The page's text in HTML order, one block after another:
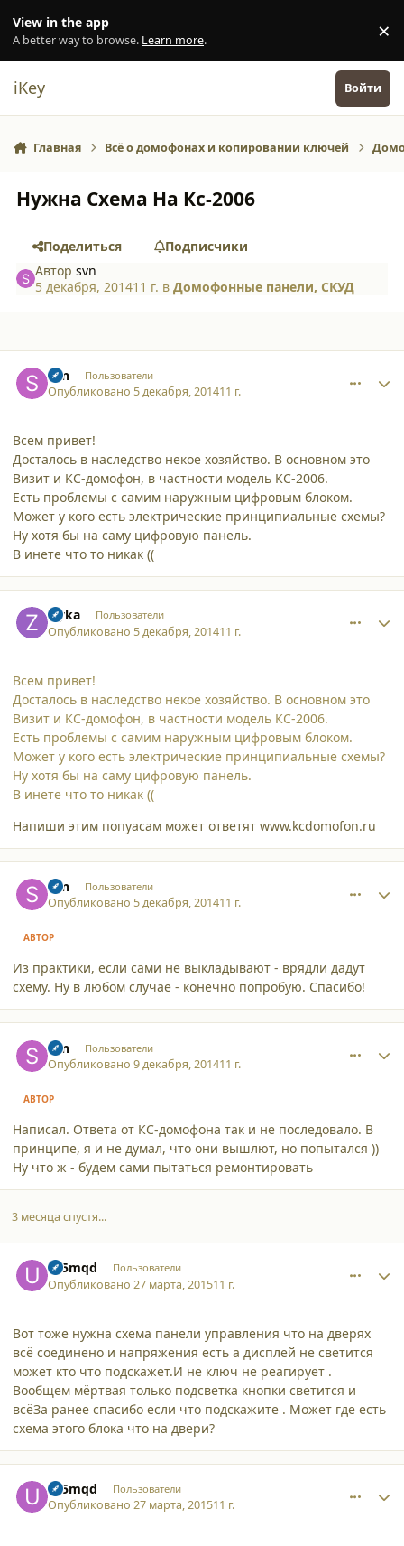
View in the app
A better way to browse. Learn more. ×
iKey Войти
Главная Всё о домофонах и копировании ключей
Нужна Схема На Кс-2006
Поделиться
Подписчики
Авторsvn
5 декабря, 201411 г. вДомофонные панели, СКУД
svn Пользователи
Опубликовано 5 декабря, 201411 г.
Всем привет!
Досталось в наследство некое хозяйство. В основном это
Визит и KC-домофон, в частности модель КС-2006.
Есть проблемы с самим наружным цифровым блоком.
Может у кого есть электрические принципиальные схемы?
Ну хотя бы на саму цифровую панель.
В инете что то никак ((
zlyka Пользователи
Опубликовано 5 декабря, 201411 г.
Всем привет!
Досталось в наследство некое хозяйство. В основном это
Визит и KC-домофон, в частности модель КС-2006.
Есть проблемы с самим наружным цифровым блоком.
Может у кого есть электрические принципиальные схемы?
Ну хотя бы на саму цифровую панель.
В инете что то никак ((
Напиши этим попуасам может ответят www.kcdomofon.ru
svn Пользователи
Опубликовано 5 декабря, 201411 г.
АВТОР
Из практики, если сами не выкладывают - врядли дадут
схему. Ну в любом случае - конечно попробую. Спасибо!
svn Пользователи
Опубликовано9 декабря, 201411 г.
АВТОР
Написал. Ответа от КС-домофона так и не последовало. В
принципе, я и не думал, что они вышлют, но попытался ))
Ну что ж - будем сами пытаться ремонтировать
3 месяца спустя...
ur5mqd Пользователи
Опубликовано27 марта, 201511 г.
Вот тоже нужна схема панели управления что на дверях
всё соединено и напряжения есть а дисплей не светится
может кто что подскажет.И не ключ не реагирует .
Вообщем мёртвая только подсветка кнопки светится и
всёЗа ранее спасибо если что подскажите . Может где есть
схема этого блока что на двери?
ur5mqd Пользователи
Опубликовано27 марта, 201511 г.